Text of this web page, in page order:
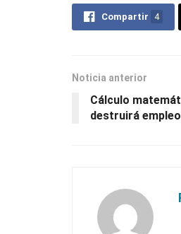
Compartir 4
Noticia anterior
Cálculo
destruirá